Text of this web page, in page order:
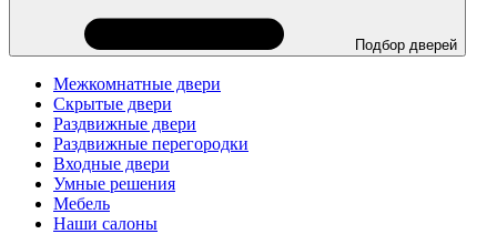
Подбор дверей
Межкомнатные двери
Скрытые двери
Раздвижные двери
Раздвижные перегородки
Входные двери
Умные решения
Мебель
Наши салоны